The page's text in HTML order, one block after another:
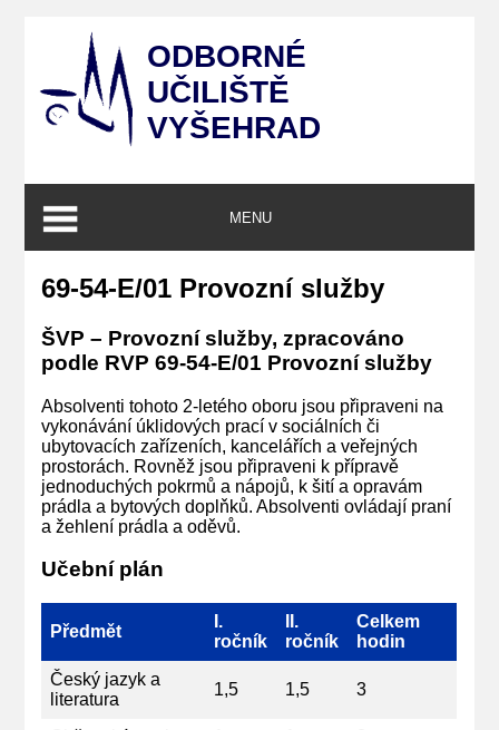
ODBORNÉ
UČILIŠTĚ
VYŠEHRAD
MENU
69-54-E/01 Provozní služby
ŠVP – Provozní služby, zpracováno
podle RVP 69-54-E/01 Provozní služby
Absolventi tohoto 2-letého oboru jsou připraveni na
vykonávání úklidových prací v sociálních či
ubytovacích zařízeních, kancelářích a veřejných
prostorách. Rovněž jsou připraveni k přípravě
jednoduchých pokrmů a nápojů, k šití a opravám
prádla a bytových doplňků. Absolventi ovládají praní
a žehlení prádla a oděvů.
Učební plán
Předmět
I.
ročník
II.
ročník
Celkem
hodin
Český jazyk a
literatura
1,5 1,5 3